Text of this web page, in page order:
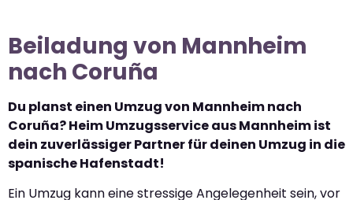
Beiladung von Mannheim
nach Coruña
Du planst einen Umzug von Mannheim nach
Coruña? Heim Umzugsservice aus Mannheim ist
dein zuverlässiger Partner für deinen Umzug in die
spanische Hafenstadt!
Ein Umzug kann eine stressige Angelegenheit sein, vor